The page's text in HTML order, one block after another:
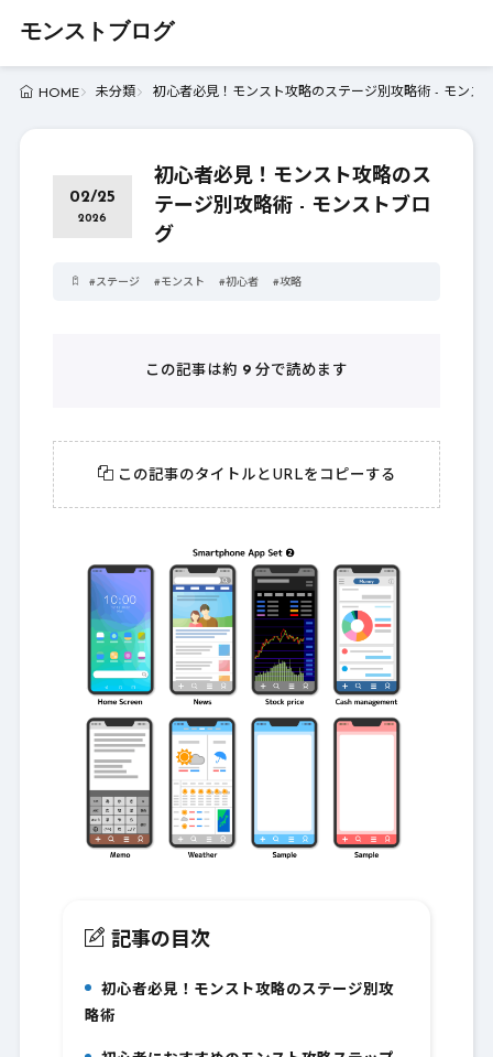
モンストブログ
HOME 未分類 初心者必見！モンスト攻略のステージ別攻略術 - モンス
02/25
2026
初心者必見！モンスト攻略のス
テージ別攻略術 - モンストブロ
グ
#ステージ #モンスト #初心者 #攻略
この記事は約 9 分で読めます
この記事のタイトルとURLをコピーする
記事の目次
初心者必見！モンスト攻略のステージ別攻
略術